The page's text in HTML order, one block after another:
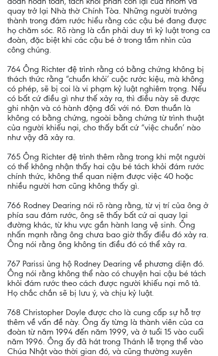
quay trở lại Nhà thờ Chính Tòa. Những người trưởng
thành trong đám rước hiểu rằng các cậu bé đang được
họ chăm sóc. Rõ ràng là cần phải duy trì kỷ luật trong ca
đoàn, đặc biệt khi các cậu bé ở trong tầm nhìn của
công chúng.
764 Ông Richter đệ trình rằng có bằng chứng không bị
thách thức rằng “chuồn khỏi’ cuộc rước kiệu, mà không
có phép, sẽ bị coi là vi phạm kỷ luật nghiêm trọng. Nếu
có bất cứ điều gì như thế xảy ra, thì điều này sẽ được
ghi nhận và có hành động đối với nó. Đơn thuần là
không có bằng chứng, ngoài bằng chứng từ trình thuật
của người khiếu nại, cho thấy bất cứ “việc chuồn’ nào
như vậy đã xảy ra.
765 Ông Richter đệ trình thêm rằng trong khi một người
có thể không nhận thấy hai cậu bé tách khỏi đám rước
chính thức, không thể quan niệm được việc 40 hoặc
nhiều người hơn cũng không thấy gì.
766 Rodney Dearing nói rõ ràng rằng, từ vị trí của ông ở
phía sau đám rước, ông sẽ thấy bất cứ ai quay lại
đường khác, từ khu vực gần hành lang vệ sinh. Ông
nhấn mạnh rằng ông chưa bao giờ thấy điều đó xảy ra.
Ông nói rằng ông không tin điều đó có thể xảy ra.
767 Parissi ủng hộ Rodney Dearing về phương diện đó.
Ông nói rằng không thể nào có chuyện hai cậu bé tách
khỏi đám rước theo cách được người khiếu nại mô tả.
Họ chắc chắn sẽ bị lưu ý, và chịu kỷ luật.
768 Christopher Doyle được cho là cung cấp sự hỗ trợ
thêm về vấn đề này. Ông ấy từng là thành viên của ca
đoàn từ năm 1994 đến năm 1999, và ở tuổi 15 vào cuối
năm 1996. Ông ấy đã hát trong Thánh lễ trọng thể vào
Chúa Nhật vào thời gian đó, và cũng thường xuyên